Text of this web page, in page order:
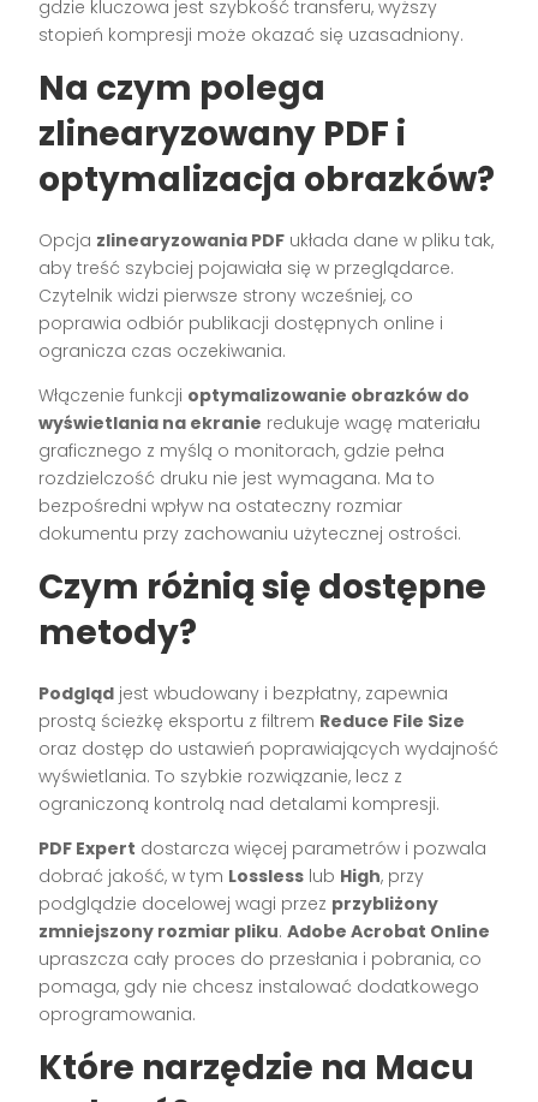
gdzie kluczowa jest szybkość transferu, wyższy
stopień kompresji może okazać się uzasadniony.
Na czym polega
zlinearyzowany PDF i
optymalizacja obrazków?
Opcja zlinearyzowania PDF układa dane w pliku tak,
aby treść szybciej pojawiała się w przeglądarce.
Czytelnik widzi pierwsze strony wcześniej, co
poprawia odbiór publikacji dostępnych online i
ogranicza czas oczekiwania.
Włączenie funkcji optymalizowanie obrazków do
wyświetlania na ekranie redukuje wagę materiału
graficznego z myślą o monitorach, gdzie pełna
rozdzielczość druku nie jest wymagana. Ma to
bezpośredni wpływ na ostateczny rozmiar
dokumentu przy zachowaniu użytecznej ostrości.
Czym różnią się dostępne
metody?
Podgląd jest wbudowany i bezpłatny, zapewnia
prostą ścieżkę eksportu z filtrem Reduce File Size
oraz dostęp do ustawień poprawiających wydajność
wyświetlania. To szybkie rozwiązanie, lecz z
ograniczoną kontrolą nad detalami kompresji.
PDF Expert dostarcza więcej parametrów i pozwala
dobrać jakość, w tym Lossless lub High, przy
podglądzie docelowej wagi przez przybliżony
zmniejszony rozmiar pliku.Adobe Acrobat Online
upraszcza cały proces do przesłania i pobrania, co
pomaga, gdy nie chcesz instalować dodatkowego
oprogramowania.
Które narzędzie na Macu